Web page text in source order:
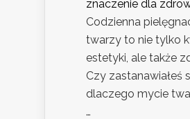
znaczenie dla
Codzienna
twarzy to nie tylko
estetyki, ale także
Czy zastanawiałeś
dlaczego mycie
…